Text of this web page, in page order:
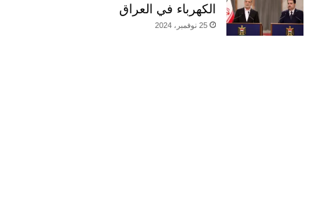
الكهرباء في العراق
25 نوفمبر، 2024